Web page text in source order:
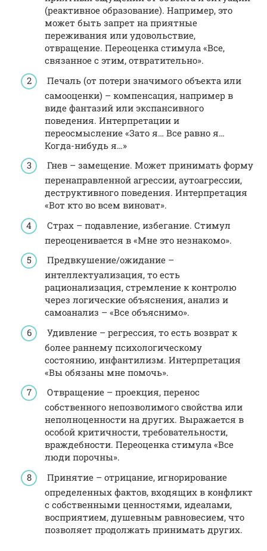
(реактивное образование). Например, это
может быть запрет на приятные
переживания или удовольствие,
отвращение. Переоценка стимула «Все,
связанное с этим, отвратительно».
Печаль (от потери значимого объекта или
самооценки) – компенсация, например в
виде фантазий или экспансивного
поведения. Интерпретации и
переосмысление «Зато я… Все равно я…
Когда-нибудь я…»
Гнев – замещение. Может принимать форму
перенаправленной агрессии, аутоагрессии,
деструктивного поведения. Интерпретация
«Вот кто во всем виноват».
Страх – подавление, избегание. Стимул
переоценивается в «Мне это незнакомо».
Предвкушение/ожидание –
интеллектуализация, то есть
рационализация, стремление к контролю
через логические объяснения, анализ и
самоанализ – «Все объяснимо».
Удивление – регрессия, то есть возврат к
более раннему психологическому
состоянию, инфантилизм. Интерпретация
«Вы обязаны мне помочь».
Отвращение – проекция, перенос
собственного непозволимого свойства или
неполноценности на других. Выражается в
особой критичности, требовательности,
враждебности. Переоценка стимула «Все
люди порочны».
Принятие – отрицание, игнорирование
определенных фактов, входящих в конфликт
с собственными ценностями, идеалами,
восприятием, душевным равновесием, что
позволяет продолжать принимать других.